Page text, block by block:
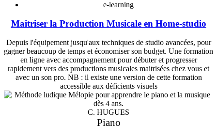
e-learning
Maitriser la Production Musicale en Home-studio
Depuis l'équipement jusqu'aux techniques de studio avancées, pour
gagner beaucoup de temps et économiser son budget. Une formation
en ligne avec accompagnement pour débuter et progresser
rapidement vers des productions musicales maitrisées chez vous et
avec un son pro. NB : il existe une version de cette formation
accessible aux déficients visuels
C. HUGUES
Piano